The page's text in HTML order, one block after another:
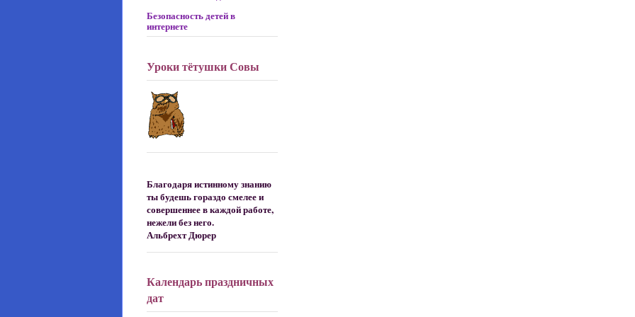
Безопасность детей в
интернете
Уроки тётушки Совы
Благодаря истинному знанию
ты будешь гораздо смелее и
совершеннее в каждой работе,
нежели без него.
Альбрехт Дюрер
Календарь праздничных
дат